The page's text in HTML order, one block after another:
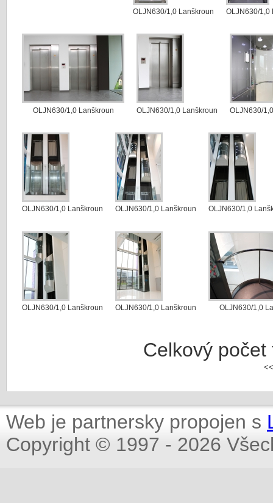
OLJN630/1,0 Lanškroun OLJN630/1,0
OLJN630/1,0 Lanškroun OLJN630/1,0 Lanškroun OLJN630/
OLJN630/1,0 Lanškroun OLJN630/1,0 Lanškroun OLJN630/1,0
OLJN630/1,0 Lanškroun OLJN630/1,0 Lanškroun OLJN630/1,0
Celkový
Web je partnersky propojen s
Copyright © 1997 - 2026